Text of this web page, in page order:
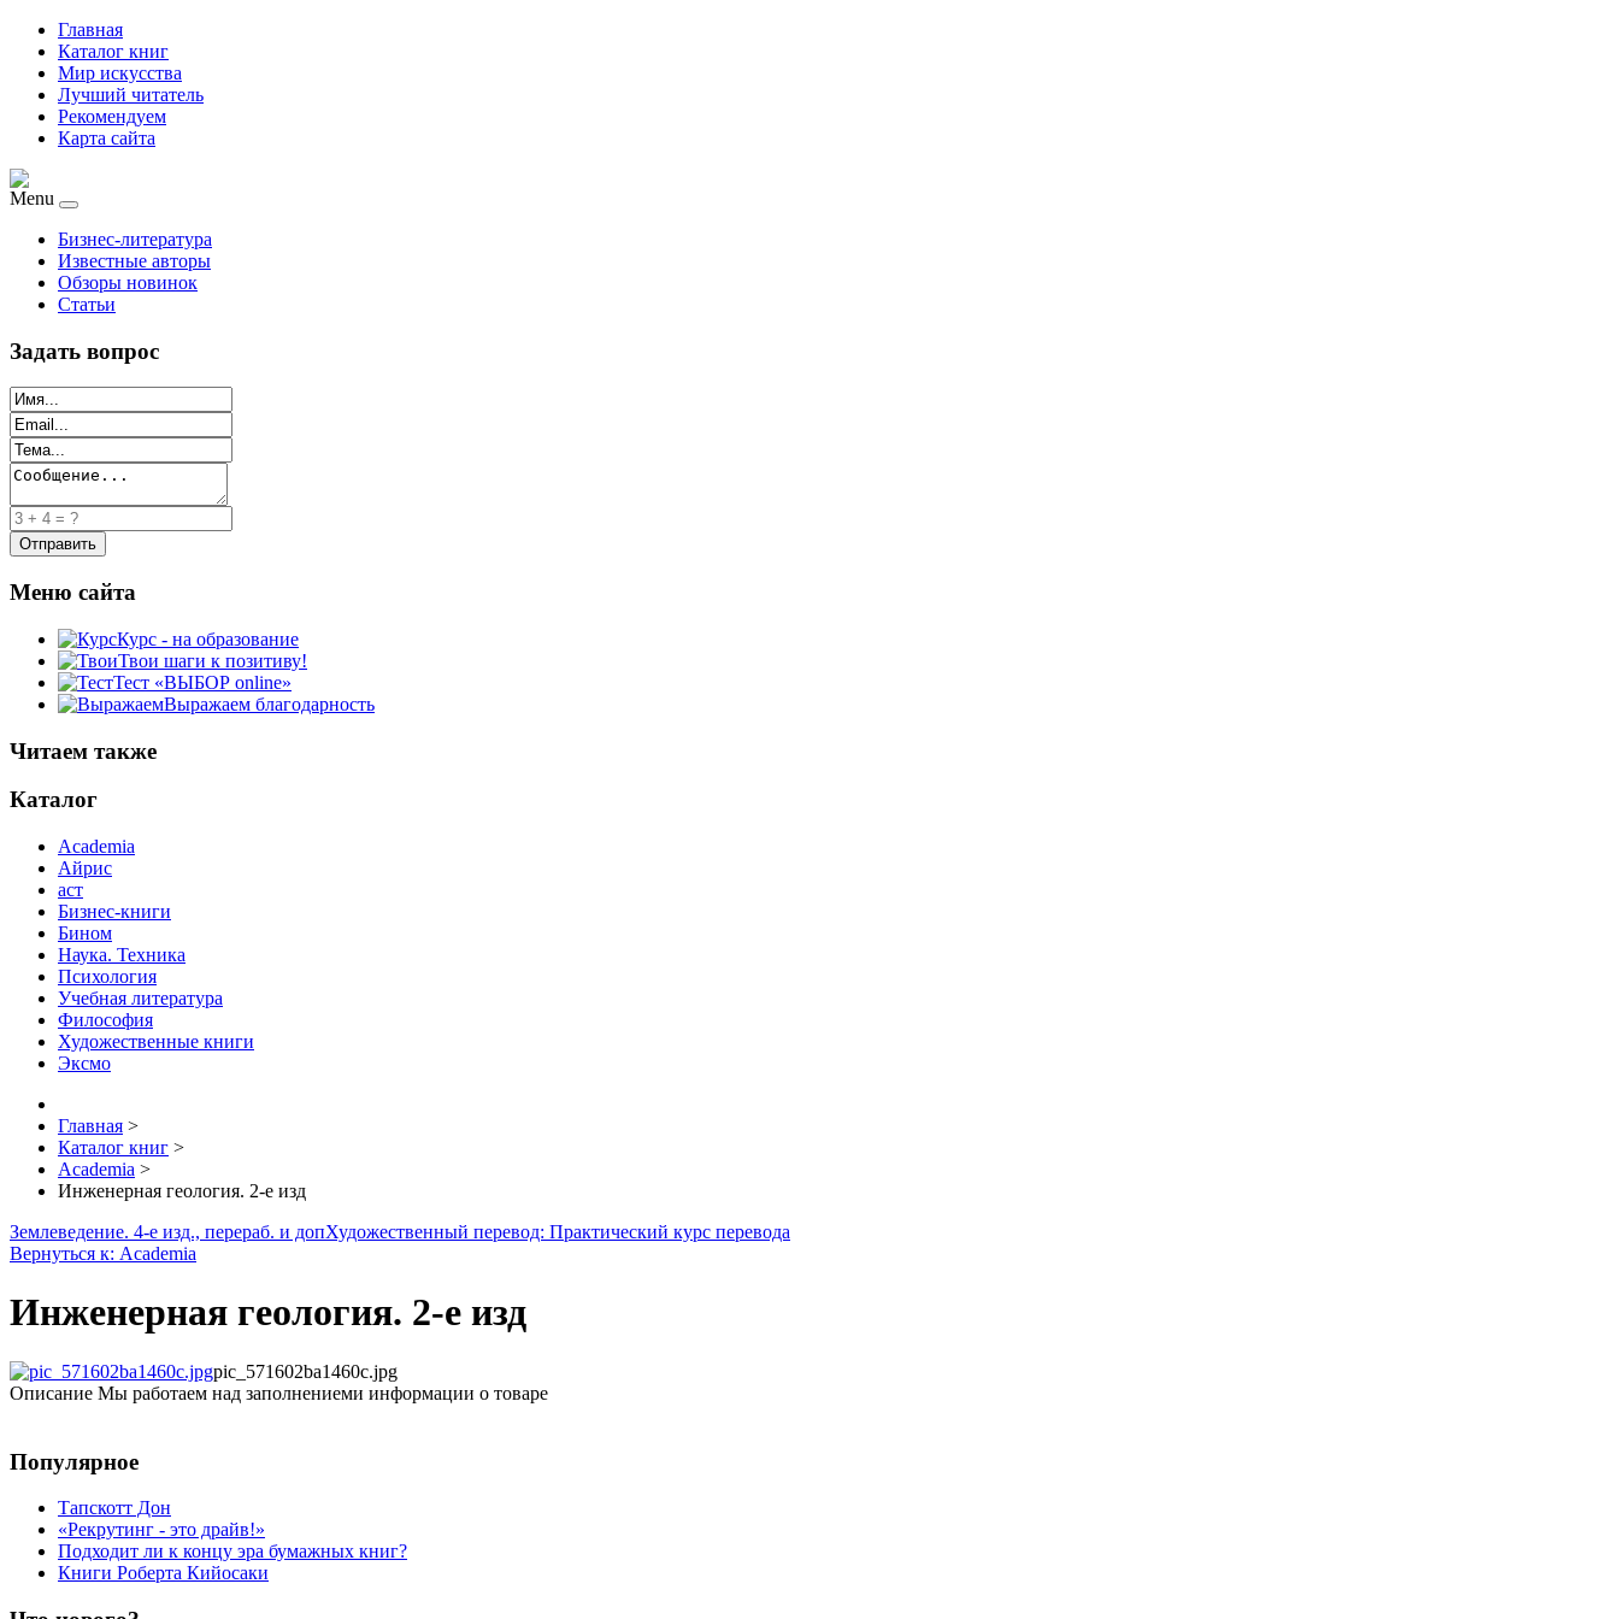
Главная
Каталог книг
Мир искусства
Лучший читатель
Рекомендуем
Карта сайта
Menu
Бизнес-литература
Известные авторы
Обзоры новинок
Статьи
Задать вопрос
Меню сайта
Курс - на образование
Твои шаги к позитиву!
Тест «ВЫБОР online»
Выражаем благодарность
Читаем также
Каталог
Academia
Айрис
аст
Бизнес-книги
Бином
Наука. Техника
Психология
Учебная литература
Философия
Художественные книги
Эксмо
Главная >
Каталог книг >
Academia >
Инженерная геология. 2-е изд
Землеведение. 4-е изд., перераб. и допХудожественный перевод: Практический курс перевода
Вернуться к: Academia
Инженерная геология. 2-е изд
pic_571602ba1460c.jpg
Описание Мы работаем над заполнениеми информации о товаре
Популярное
Тапскотт Дон
«Рекрутинг - это драйв!»
Подходит ли к концу эра бумажных книг?
Книги Роберта Кийосаки